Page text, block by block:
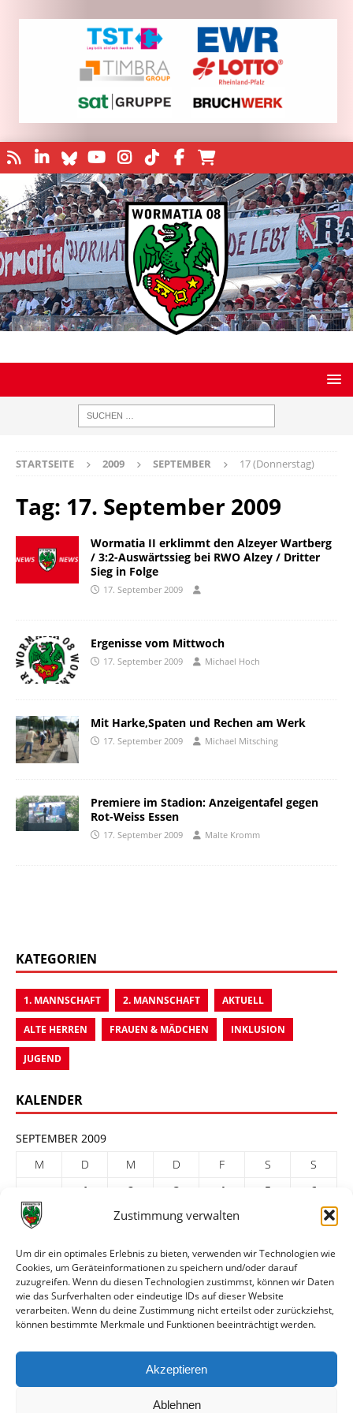
Zustimmung verwalten
Um dir ein optimales Erlebnis zu bieten, verwenden wir Technologien wie
Cookies, um Geräteinformationen zu speichern und/oder darauf
zuzugreifen. Wenn du diesen Technologien zustimmst, können wir Daten
wie das Surfverhalten oder eindeutige IDs auf dieser Website
verarbeiten. Wenn du deine Zustimmung nicht erteilst oder zurückziehst,
können bestimmte Merkmale und Funktionen beeinträchtigt werden.
Akzeptieren
Ablehnen
STARTSEITE 2009 SEPTEMBER 17 (Donnerstag)
Tag: 17. September 2009
Wormatia II erklimmt den Alzeyer Wartberg
/ 3:2-Auswärtssieg bei RWO Alzey / Dritter
Sieg in Folge
17. September 2009
Ergenisse vom Mittwoch
17. September 2009 Michael Hoch
Mit Harke,Spaten und Rechen am Werk
17. September 2009 Michael Mitsching
Premiere im Stadion: Anzeigentafel gegen
Rot-Weiss Essen
17. September 2009 Malte Kromm
KATEGORIEN
1. MANNSCHAFT 2. MANNSCHAFT AKTUELL
ALTE HERREN FRAUEN & MÄDCHEN INKLUSION
JUGEND
KALENDER
SEPTEMBER 2009
M
D M D F S
S
1
2 3 4 5
6
7
9 10 11
21
22 23 24 25 26
28
29
30
« Aug.
Okt. »
ARCHIV